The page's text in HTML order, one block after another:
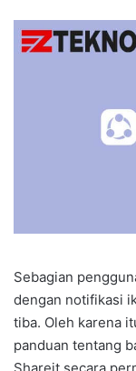
Sebagian
dengan notifikasi
tiba. Oleh karena
panduan tentang